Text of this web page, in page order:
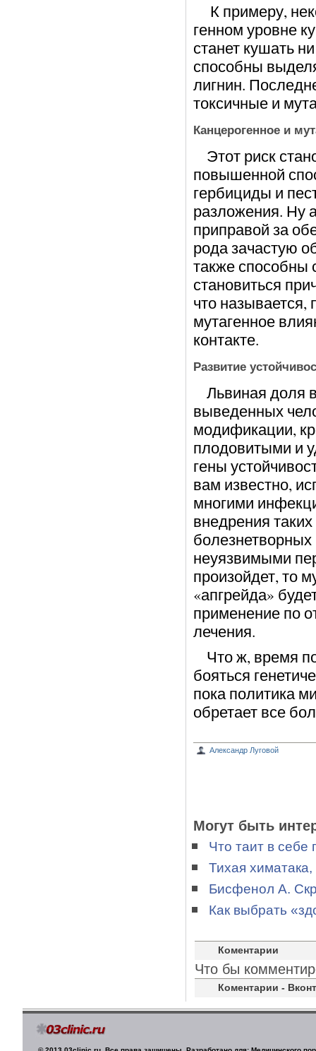
К примеру,
генном уровне
станет кушать
способны
лигнин.
токсичные и
Канцерогенное и
Этот риск
повышенной
гербициды и
разложения. Ну
приправой за
рода зачастую
также способны
становиться
что
мутагенное
контакте.
Развитие
Львиная доля
выведенных
модификации,
плодовитыми и
гены
вам известно,
многими
внедрения
болезнетворных
неуязвимыми
произойдет, то
«апгрейда»
применение по
лечения.
Что ж, время
бояться
пока политика
обретает все
Александр Луговой
Могут быть
Что таит в себе
Тихая
Бисфенол А.
Как выбрать
Коментарии
Что бы
Коментарии -